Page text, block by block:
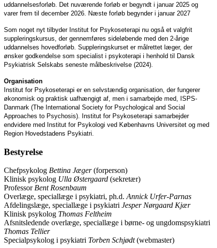
uddannelsesforløb. Det nuværende forløb er begyndt i januar 2025 og
varer frem til december 2026. Næste forløb begynder i januar 2027
Som noget nyt tilbyder Institut for Psykoseterapi nu også et valgfrit
suppleringskursus, der gennemføres sideløbende med den 2-årige
uddannelses hovedforløb. Suppleringskurset er målrettet læger, der
ønsker godkendelse som specialist i psykoterapi i henhold til Dansk
Psykiatrisk Selskabs seneste målbeskrivelse (2024).
Organisation
Institut for Psykoseterapi er en selvstændig organisation, der fungerer
økonomisk og praktisk uafhængigt af, men i samarbejde med, ISPS-
Danmark (The International Society for Psychological and Social
Approaches to Psychosis). Institut for Psykoseterapi samarbejder
endvidere med Institut for Psykologi ved Københavns Universitet og med
Region Hovedstadens Psykiatri.
Bestyrelse
Chefpsykolog Bettina Jæger(forperson)
Klinisk psykolog Ulla Østergaard (sekretær)
Professor Bent Rosenbaum
Overlæge, speciallæge i psykiatri, ph.d. Annick Urfer-Parnas
Afdelingslæge, speciallæge i psykiatri Jesper Nørgaard Kjær
Klinisk psykolog Thomas Feltheim
Afsnitsledende overlæge, speciallæge i børne- og ungdomspsykiatri
Thomas Tellier
Specialpsykolog i psykiatri Torben Schjødt(webmaster)